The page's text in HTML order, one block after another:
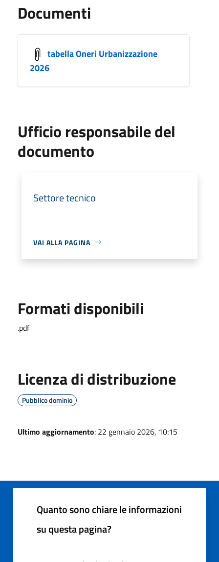
Documenti
tabella Oneri Urbanizzazione
2026
Ufficio responsabile del
documento
Settore tecnico
VAI ALLA PAGINA
Formati disponibili
.pdf
Licenza di distribuzione
Pubblico dominio
Ultimo aggiornamento: 22 gennaio 2026, 10:15
Quanto sono chiare le informazioni
su questa pagina?